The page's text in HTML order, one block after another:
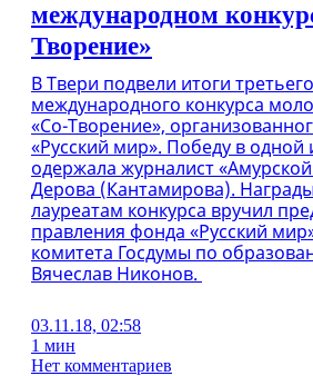
международном
Творение»
В Твери подвели итоги третьего
международного конкурса
«Со-Творение»,
«Русский мир». Победу в
одержала журналист
Дерова (Кантамирова).
лауреатам конкурса вручил
правления фонда «Русский
комитета Госдумы по
Вячеслав Никонов.
03.11.18, 02:58
1 мин
Нет комментариев